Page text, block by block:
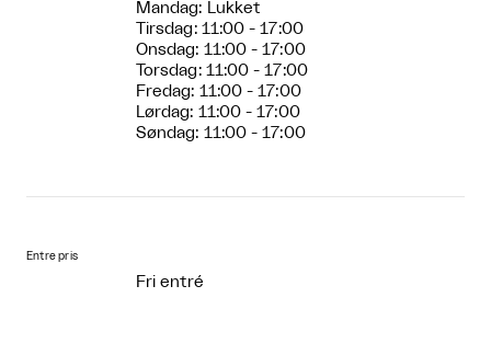
Mandag: Lukket
Tirsdag: 11:00 - 17:00
Onsdag: 11:00 - 17:00
Torsdag: 11:00 - 17:00
Fredag: 11:00 - 17:00
Lørdag: 11:00 - 17:00
Søndag: 11:00 - 17:00
Entre pris
Fri entré